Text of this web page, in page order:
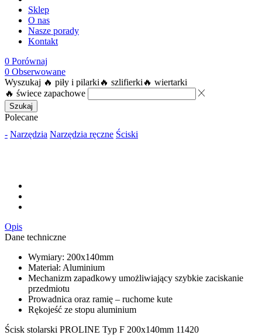
Sklep
O nas
Nasze porady
Kontakt
0 Porównaj
0 Obserwowane
Wyszukaj 🔥 piły i pilarki 🔥 szlifierki 🔥 wiertarki
🔥 świece zapachowe
Szukaj
Polecane
- Narzędzia Narzędzia ręczne Ściski
Opis
Dane techniczne
Wymiary: 200x140mm
Materiał: Aluminium
Mechanizm zapadkowy umożliwiający szybkie zaciskanie
przedmiotu
Prowadnica oraz ramię – ruchome kute
Rękojeść ze stopu aluminium
Ścisk stolarski PROLINE Typ F 200x140mm 11420